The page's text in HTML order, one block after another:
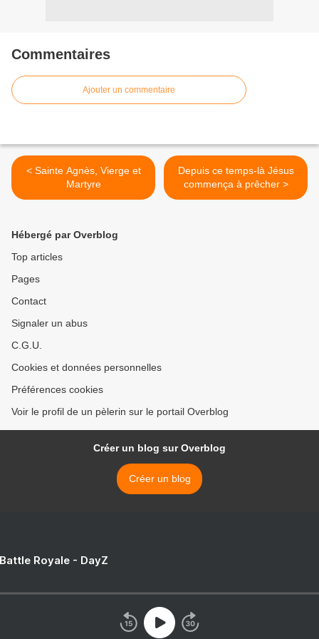
Commentaires
Ajouter un commentaire
< Sainte Agnès, Vierge et
Martyre
Depuis ce temps-là Jésus
commença à prêcher >
Hébergé par Overblog
Top articles
Pages
Contact
Signaler un abus
C.G.U.
Cookies et données personnelles
Préférences cookies
Voir le profil de un pèlerin sur le portail Overblog
Créer un blog sur Overblog
Créer un blog
Royale - DayZ